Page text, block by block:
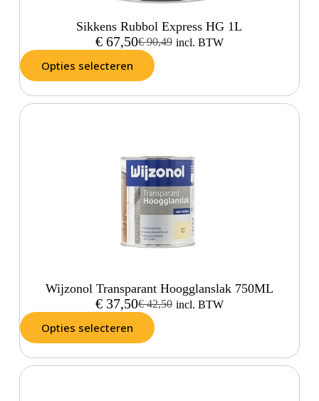
Sikkens Rubbol Express HG 1L
€90,49
€67,50 incl. BTW
Opties selecteren
Wijzonol Transparant Hoogglanslak 750ML
€42,50
€37,50 incl. BTW
Opties selecteren